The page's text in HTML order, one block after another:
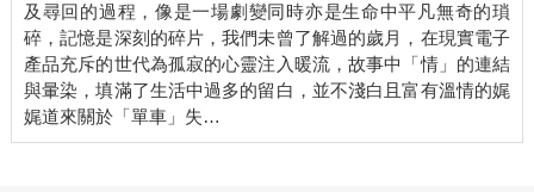
及尋回的過程，像是一場劇變同時亦是生命中平凡無奇的瑣
碎，記憶是深刻的碎片，我們未曾了解過的歲月，在現實電子
產品充斥的世代為孤寂的心靈注入暖流，故事中「情」的連結
與暈染，填滿了生活中過多的留白，並不淺白且富有溫情的娓
娓道來關於「單車」失…